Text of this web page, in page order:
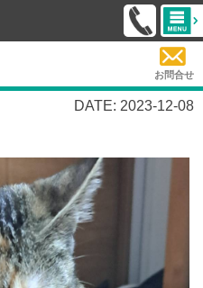
お問合せ
DATE: 2023-12-08